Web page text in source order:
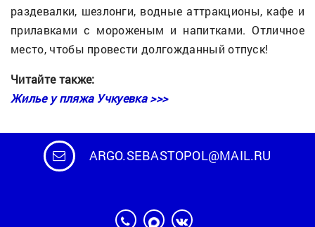
раздевалки, шезлонги, водные аттракционы, кафе и
прилавками с мороженым и напитками. Отличное
место, чтобы провести долгожданный отпуск!
Читайте также:
Жилье у пляжа Учкуевка >>>
ARGO.SEBASTOPOL@MAIL.RU